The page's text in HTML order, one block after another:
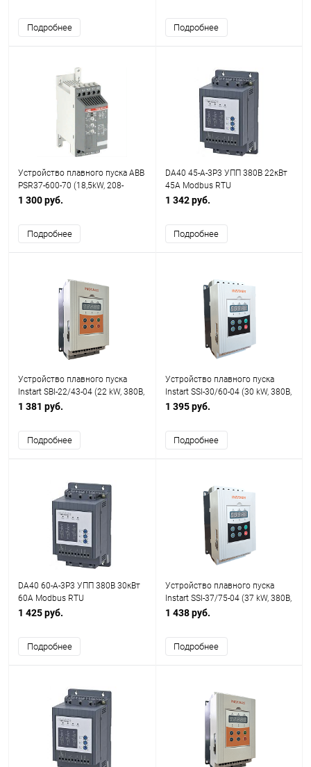
Подробнее Подробнее
Устройство плавного пуска ABB
PSR37-600-70 (18,5kW, 208-
600VAC, 37А, Uупр.=100-
1 300 руб.
Подробнее
DA40 45-A-3P3 УПП 380В 22кВт
45A Modbus RTU
1 342 руб.
Подробнее
Устройство плавного пуска
Instart SBI-22/43-04 (22 kW, 380В,
43А)
1 381 руб.
Подробнее
Устройство плавного пуска
Instart SSI-30/60-04 (30 kW, 380В,
60А)
1 395 руб.
Подробнее
DA40 60-A-3P3 УПП 380В 30кВт
60A Modbus RTU
1 425 руб.
Подробнее
Устройство плавного пуска
Instart SSI-37/75-04 (37 kW, 380В,
75А)
1 438 руб.
Подробнее